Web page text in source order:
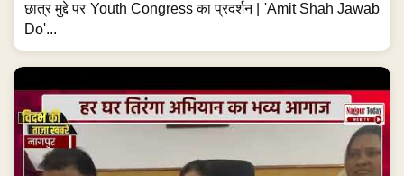
छात्र मुद्दे पर Youth Congress का प्रदर्शन | 'Amit Shah Jawab
Do'...